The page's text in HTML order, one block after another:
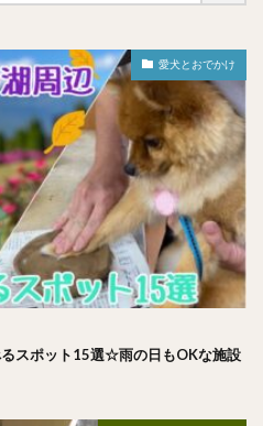
愛犬とおでかけ
スポット15選☆雨の日もOKな施設